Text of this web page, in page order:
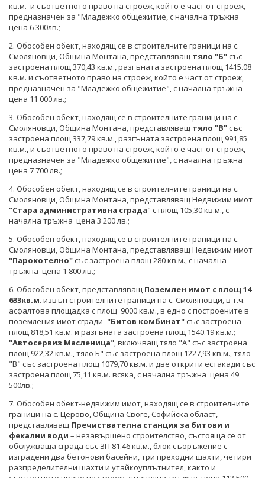
ПОКАНИ НА ТЪРГОВСКИ ДРУЖЕСТВА ЗА
ДРУГИ
ТЪРГОВЕ
кв.м. и съответното право на строеж, който е част от строеж,
предназначен за "Младежко общежитие, с начална тръжна
цена 6 300лв.;
2. Обособен обект, находящ се в строителните граници на с.
Смоляновци, Община Монтана, представляващ тяло "Б" със
застроена площ 370,43 кв.м., разгъната застроена площ 1415.08
кв.м. и съответното право на строеж, който е част от строеж,
предназначен за "Младежко общежитие", с начална тръжна
цена 11 000 лв.;
3. Обособен обект, находящ се в строителните граници на с.
Смоляновци, Община Монтана, представляващ тяло "В" със
застроена площ 337,79 кв.м., разгъната застроена площ 991,85
кв.м., и съответното право на строеж, който е част от строеж,
предназначен за "Младежко общежитие", с начална тръжна
цена 7 700 лв.;
4. Обособен обект, находящ се в строителните граници на с.
Смоляновци, Община Монтана, представляващ Недвижим имот
"Стара административна сграда" с площ 105,30 кв.м., с
начална тръжна цена 3 200 лв.;
5. Обособен обект, находящ се в строителните граници на с.
Смоляновци, Община Монтана, представляващ Недвижим имот
"Парокотелно" със застроена площ 280 кв.м., с начална
тръжна цена 1 800 лв.;
6. Обособен обект, представляващ Поземлен имот с площ 14
633кв.м. извън строителните граници на с. Смоляновци, в т.ч.
асфалтова площадка с площ 9000 кв.м., в едно с построените в
поземления имот сгради -"Битов комбинат" със застроена
площ 818,51 кв.м. и разгъната застроена площ 1540.19 кв.м.;
"Автосервиз Масленица", включващ тяло "А" със застроена
площ 922,32 кв.м., тяло Б" със застроена площ 1227,93 кв.м., тяло
"В" със застроена площ 1079,70 кв.м. и две открити естакади със
застроена площ 75,11 кв.м. всяка, с начална тръжна цена 49
500лв.;
7. Обособен обект-недвижим имот, находящ се в строителните
граници на с. Церово, Община Своге, Софийска област,
представляващ Пречиствателна станция за битови и
фекални води – незавършено строителство, състояща се от
обслужваща сграда със ЗП 81.46 кв.м., блок съоръжение с
изградени два бетонови басейни, три преходни шахти, четири
разпределителни шахти и утайкоуплътнител, както и